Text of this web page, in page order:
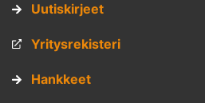
Uutiskirjeet
Yritysrekisteri
Hankkeet